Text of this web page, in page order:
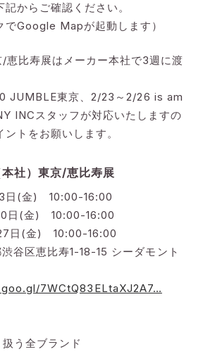
からご確認ください。
でGoogle Mapが起動します）
比寿展はメーカー本社で3週に渡
JUMBLE東京、2/23～2/26 is am
INCスタッフが対応いたしますの
トをお願いします。
社）東京/恵比寿展
日(金) 10:00-16:00
日(金) 10:00-16:00
日(金) 10:00-16:00
谷区恵比寿1-18-15 シーダモント
7WCtQ83ELtaXJ2A7…
う全ブランド